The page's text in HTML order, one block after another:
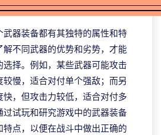
器装备都有其独特的属性和特
解不同武器的优势和劣势，才能
择。例如，某些武器可能攻击
慢，适合对付单个强敌；而另
，但攻击力较低，适合对付多
试玩和研究游戏中的武器装备
点，以便在战斗中做出正确的